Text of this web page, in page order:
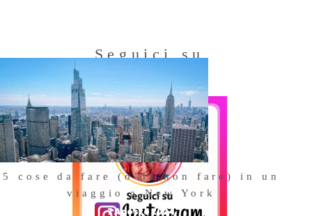
5 cose da fare (o da non fare) in un
viaggio a New York
7 Agosto 2024
è
Seguici su
Instagram